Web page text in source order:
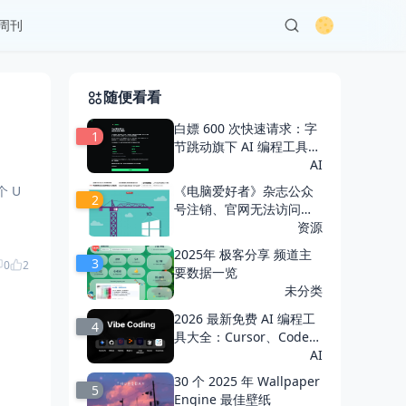
刊
0 2
随便看看
1
白嫖 600 次快速请求：字
节跳动旗下 AI 编程工具
AI
2
《电脑爱好者》杂志公众
号注销、官网无法访问，
资源
3
2025年 极客分享 频道主
要数据一览
未分类
4
2026 最新免费 AI 编程工
具大全：Cursor、Code
AI
5
30 个 2025 年 Wallpaper
Engine 最佳壁纸